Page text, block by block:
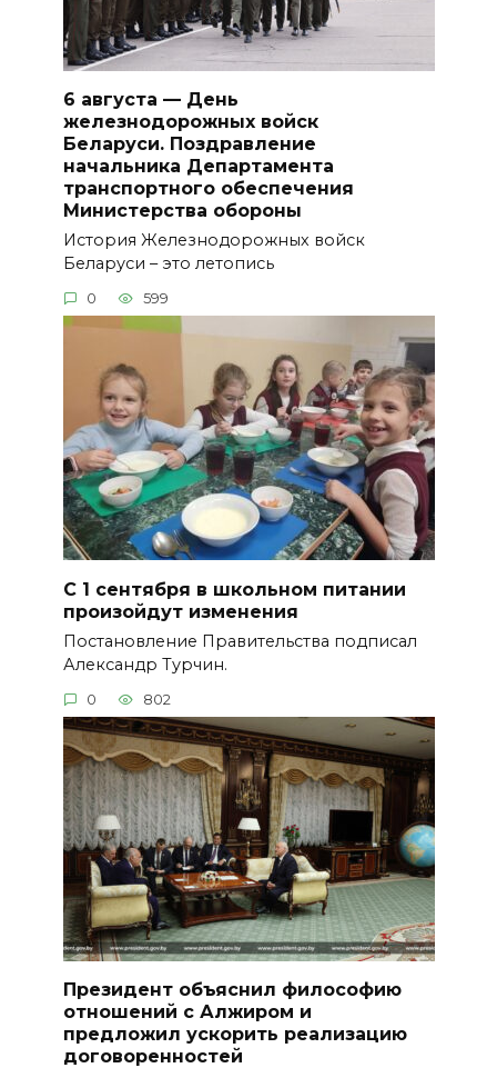
6 августа — День
железнодорожных войск
Беларуси. Поздравление
начальника Департамента
транспортного обеспечения
Министерства обороны
История Железнодорожных войск
Беларуси – это летопись
0 599
С 1 сентября в школьном питании
произойдут изменения
Постановление Правительства подписал
Александр Турчин.
0 802
Президент объяснил философию
отношений с Алжиром и
предложил ускорить реализацию
договоренностей